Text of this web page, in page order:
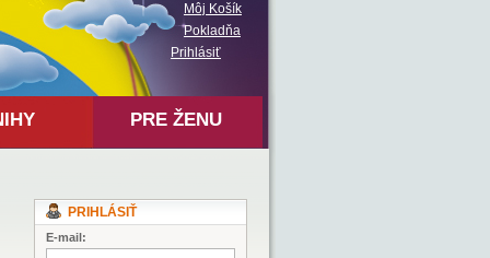
Môj Košík
Pokladňa
Prihlásiť
PRE ŽENU
PRIHLÁSIŤ
E-mail: